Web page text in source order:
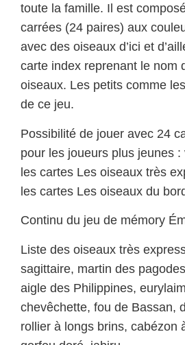
toute la famille. Il est
carrées (24 paires) aux
avec des oiseaux d’ici et
carte index reprenant le nom
oiseaux. Les petits comme
de ce jeu.
Possibilité de jouer avec 24
pour les joueurs plus jeunes :
les cartes Les oiseaux très
les cartes Les oiseaux du
Continu du jeu de mémory
Liste des oiseaux très
sagittaire, martin des
aigle des Philippines,
chevêchette, fou de Bassan,
rollier à longs brins, cabézon